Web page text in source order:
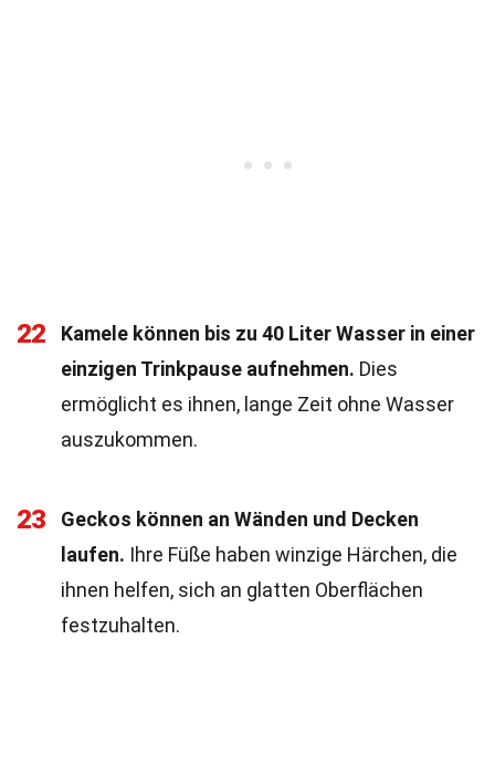
22
Kamele können bis zu 40 Liter Wasser in einer
einzigen Trinkpause aufnehmen. Dies
ermöglicht es ihnen, lange Zeit ohne Wasser
auszukommen.
23
Geckos können an Wänden und Decken
laufen. Ihre Füße haben winzige Härchen, die
ihnen helfen, sich an glatten Oberflächen
festzuhalten.